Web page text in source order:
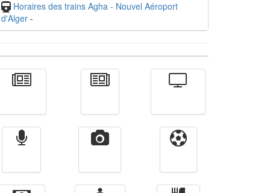
Horaires des trains Agha - Nouvel Aéroport
d'Alger -